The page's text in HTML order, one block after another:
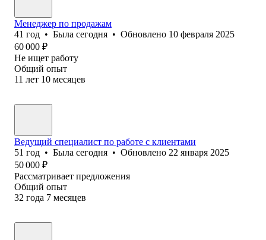
Менеджер по продажам
41 год • Была сегодня • Обновлено 10 февраля 2025
60 000 ₽
Не ищет работу
Общий опыт
11 лет 10 месяцев
Ведущий специалист по работе с клиентами
51 год • Была сегодня • Обновлено 22 января 2025
50 000 ₽
Рассматривает предложения
Общий опыт
32 года 7 месяцев